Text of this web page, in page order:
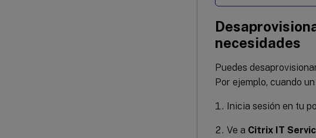
necesidades
Puedes
Por ejemplo, cuando
Inicia sesión en tu
Ve a Citrix IT